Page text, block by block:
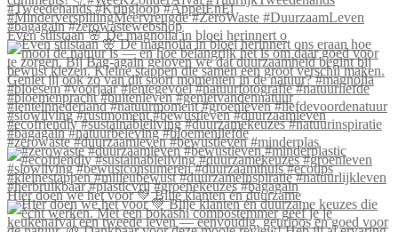
Even stilstaan 🌸 De magnolia in bloei herinnert o
#zerowaste #duurzaamleven #bewustleven #minderplas
Hier doen we het voor 💚 Blije klanten én duurzame